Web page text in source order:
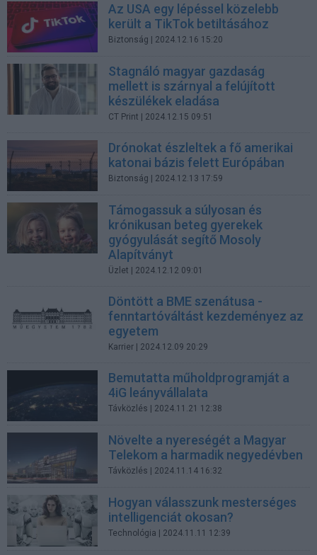
Az USA egy lépéssel közelebb
került a TikTok betiltásához
Biztonság | 2024.12.16 15:20
Stagnáló magyar gazdaság
mellett is szárnyal a felújított
készülékek eladása
CT Print | 2024.12.15 09:51
Drónokat észleltek a fő amerikai
katonai bázis felett Európában
Biztonság | 2024.12.13 17:59
Támogassuk a súlyosan és
krónikusan beteg gyerekek
gyógyulását segítő Mosoly
Alapítványt
Üzlet | 2024.12.12 09:01
Döntött a BME szenátusa -
fenntartóváltást kezdeményez az
egyetem
Karrier | 2024.12.09 20:29
Bemutatta műholdprogramját a
4iG leányvállalata
Távközlés | 2024.11.21 12:38
Növelte a nyereségét a Magyar
Telekom a harmadik negyedévben
Távközlés | 2024.11.14 16:32
Hogyan válasszunk mesterséges
intelligenciát okosan?
Technológia | 2024.11.11 12:39